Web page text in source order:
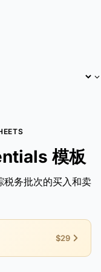
模板
税务批次的买入和卖
$29